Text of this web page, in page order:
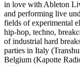
in love with Ableton
and performing live
fields of experimental
hip-hop, techno,
of industrial hard
parties in Italy
Belgium (Kapotte